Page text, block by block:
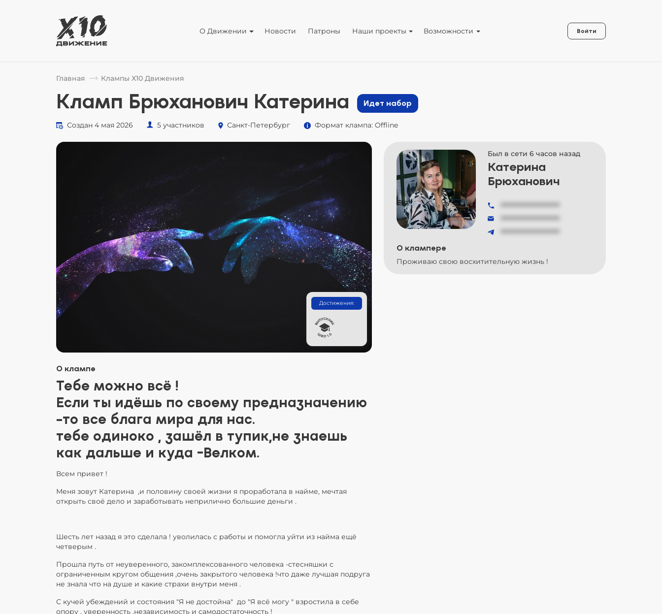
О Движении Новости Патроны Наши проекты Возможности Войти
Главная Клампы Х10 Движения
Кламп Брюханович Катерина Идет набор
Создан 4 мая 2026 5 участников Санкт-Петербург Формат клампа: Offline
Достижения:
О клампе
Тебе можно всё !
Если ты идёшь по своему предназначению
-то все блага мира для нас.
тебе одиноко , зашёл в тупик,не знаешь
как дальше и куда -Велком.
Всем привет !
Меня зовут Катерина ,и половину своей жизни я проработала в найме, мечтая
открыть своё дело и заработывать неприлично большие деньги .
Шесть лет назад я это сделала ! уволилась с работы и помогла уйти из найма ещё
четверым .
Прошла путь от неуверенного, закомплексованного человека -стесняшки с
ограниченным кругом общения ,очень закрытого человека !что даже лучшая подруга
не знала что на душе и какие страхи внутри меня .
С кучей убеждений и состояния "Я не достойна" до "Я всё могу " взростила в себе
опору , уверенность ,независимость и самодостаточность !
Был в сети 6 часов назад
Катерина
Брюханович
О клампере
Проживаю свою восхитительную жизнь !